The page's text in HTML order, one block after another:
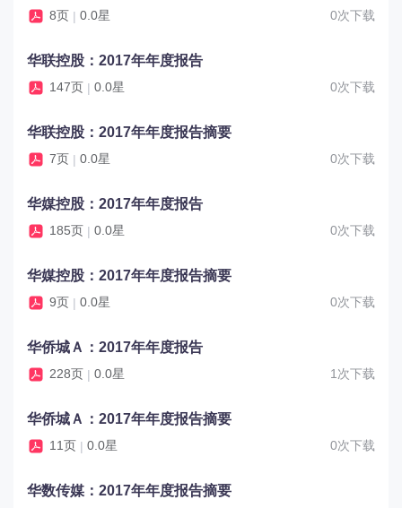
8页 | 0.0星 0次下载
华联控股：2017年年度报告
147页 | 0.0星 0次下载
华联控股：2017年年度报告摘要
7页 | 0.0星 0次下载
华媒控股：2017年年度报告
185页 | 0.0星 0次下载
华媒控股：2017年年度报告摘要
9页 | 0.0星 0次下载
华侨城Ａ：2017年年度报告
228页 | 0.0星 1次下载
华侨城Ａ：2017年年度报告摘要
11页 | 0.0星 0次下载
华数传媒：2017年年度报告摘要